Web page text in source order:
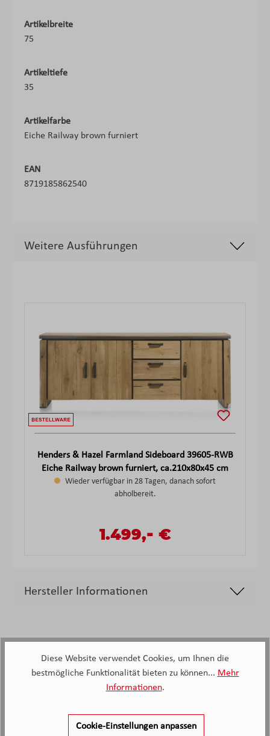
Artikelbreite
75
Artikeltiefe
35
Artikelfarbe
Eiche Railway brown furniert
EAN
8719185862540
Weitere Ausführungen
Henders & Hazel Farmland Sideboard 39605-RWB
Eiche Railway brown furniert, ca.210x80x45 cm
Wieder verfügbar in 28 Tagen, danach sofort
abholbereit.
Regulärer Preis:
Verkaufspreis:
1.499,- €
Hersteller Informationen
2.138
Kunden haben unseren Service
bewertet
Diese Website verwendet Cookies, um Ihnen die
bestmögliche Funktionalität bieten zu können... Mehr
Informationen.
Cookie-Einstellungen anpassen